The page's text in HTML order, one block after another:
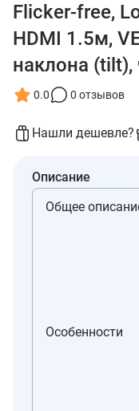
Flicker-free,
HDMI 1.5м,
наклона (tilt),
0.0 0 отзывов
Нашли дешевле?
Описание
Общее
Особенности